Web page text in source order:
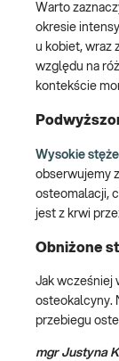
Warto
okresie
u kobiet, wraz
względu na
kontekście
Wysokie
obserwujemy
osteomalacji,
jest z krwi
Obniżone
Jak wcześniej
osteokalcyny.
przebiegu
mgr Justyna